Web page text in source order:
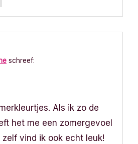
schreef:
Als ik zo de
het me een zomergevoel
zelf vind ik ook echt leuk!